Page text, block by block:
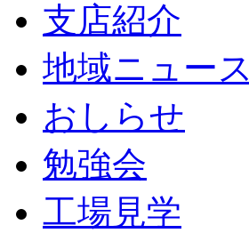
支店紹介
地域ニュース
おしらせ
勉強会
工場見学